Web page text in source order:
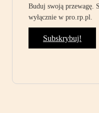
Buduj swoją przewagę.
wyłącznie w pro.rp.pl.
Subskrybuj!